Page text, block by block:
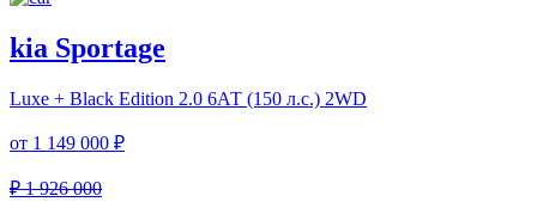
kia Sportage
Luxe + Black Edition 2.0 6АТ (150 л.с.) 2WD
от 1 149 000 ₽
₽ 1 926 000